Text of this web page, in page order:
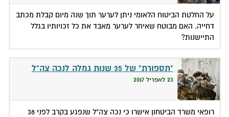
על החלטת הביטוח הלאומי ניתן לערער תוך שנה מיום קבלת מכתב
דחייה. האם מבוטח שאיחר לערער מאבד את כל זכויותיו בגלל
התיישנות?
"תספורת" של 35 שנות גמלה לנכה צה"ל
23 לאפריל 2017
רופאי משרד הביטחון אישרו כי נכה צה"ל שנפגע בקרב לפני 38